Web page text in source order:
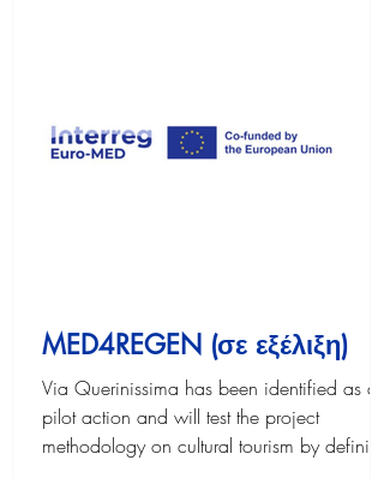
MED4REGEN (σε εξέλιξη)
Via Querinissima has been identified as a
pilot action and will test the project
methodology on cultural tourism by defining